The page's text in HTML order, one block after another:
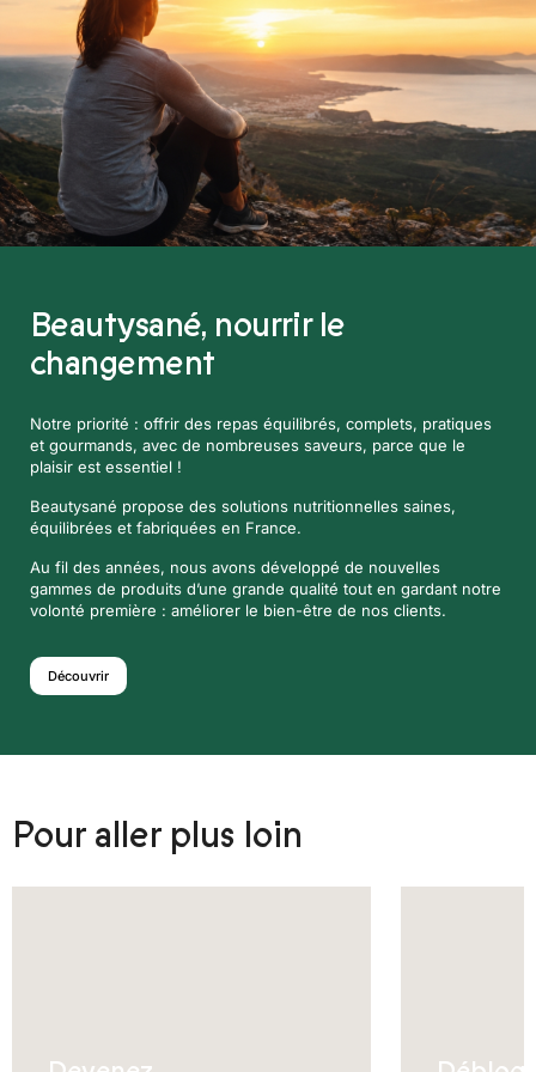
Beautysané, nourrir le
changement
Notre priorité : offrir des repas équilibrés, complets, pratiques
et gourmands, avec de nombreuses saveurs, parce que le
plaisir est essentiel !
Beautysané propose des solutions nutritionnelles saines,
équilibrées et fabriquées en France.
Au fil des années, nous avons développé de nouvelles
gammes de produits d’une grande qualité tout en gardant notre
volonté première : améliorer le bien-être de nos clients.
Découvrir
Pour aller plus loin